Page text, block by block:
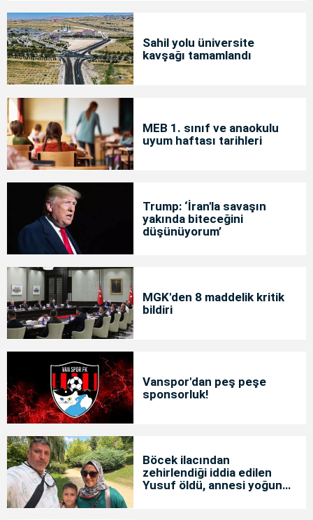
Sahil yolu üniversite
kavşağı tamamlandı
MEB 1. sınıf ve anaokulu
uyum haftası tarihleri
Trump: ‘İran'la savaşın
yakında biteceğini
düşünüyorum’
MGK'den 8 maddelik kritik
bildiri
Vanspor'dan peş peşe
sponsorluk!
Böcek ilacından
zehirlendiği iddia edilen
Yusuf öldü, annesi yoğun